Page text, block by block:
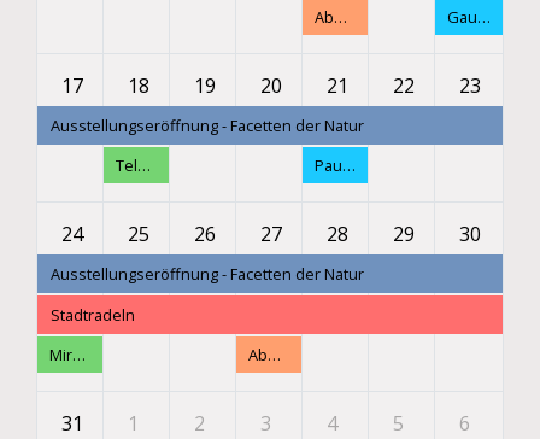
Abendspaziergang Gaunertricks und Blasmusik
17
Ausstellungseröffnung - Facetten der Natur
18
Telefonische Energieberatung
19 20 21
Paul Bartsch und Band
22 23
24
Ausstellungseröffnung - Facetten der Natur
Stadtradeln
Mirantus Augenmobil in Wolmirstedt
25 26 27
Abendspaziergang
28 29 30
31 1 2 3 4 5 6